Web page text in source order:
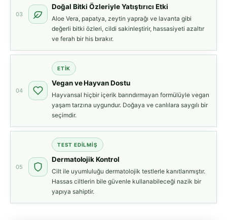
03
Doğal Bitki Özleriyle Yatıştırıcı Etki
Aloe Vera, papatya, zeytin yaprağı ve lavanta gibi
değerli bitki özleri, cildi sakinleştirir, hassasiyeti azaltır
ve ferah bir his bırakır.
04
ETIK
Vegan ve Hayvan Dostu
Hayvansal hiçbir içerik barındırmayan formülüyle vegan
yaşam tarzına uygundur. Doğaya ve canlılara saygılı bir
seçimdir.
05
TEST EDILMIŞ
Dermatolojik Kontrol
Cilt ile uyumluluğu dermatolojik testlerle kanıtlanmıştır.
Hassas ciltlerin bile güvenle kullanabileceği nazik bir
yapıya sahiptir.